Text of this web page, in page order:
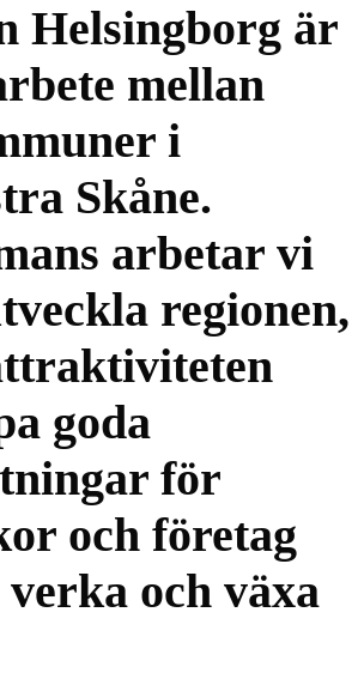
Helsingborg är
mellan
i
Skåne.
arbetar vi
regionen,
goda
för
och företag
och växa